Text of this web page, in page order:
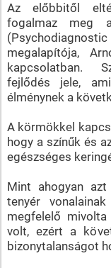
Az előbbitől
fogalmaz meg a
megalapítója,
kapcsolatban.
fejlődés jele,
élménynek a
A körmökkel
hogy a színűk és
egészséges
Mint ahogyan
tenyér
megfelelő
volt, ezért a
bizonytalanságot